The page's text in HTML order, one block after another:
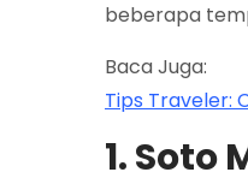
beberapa
Baca Juga:
Tips Traveler:
1. Soto